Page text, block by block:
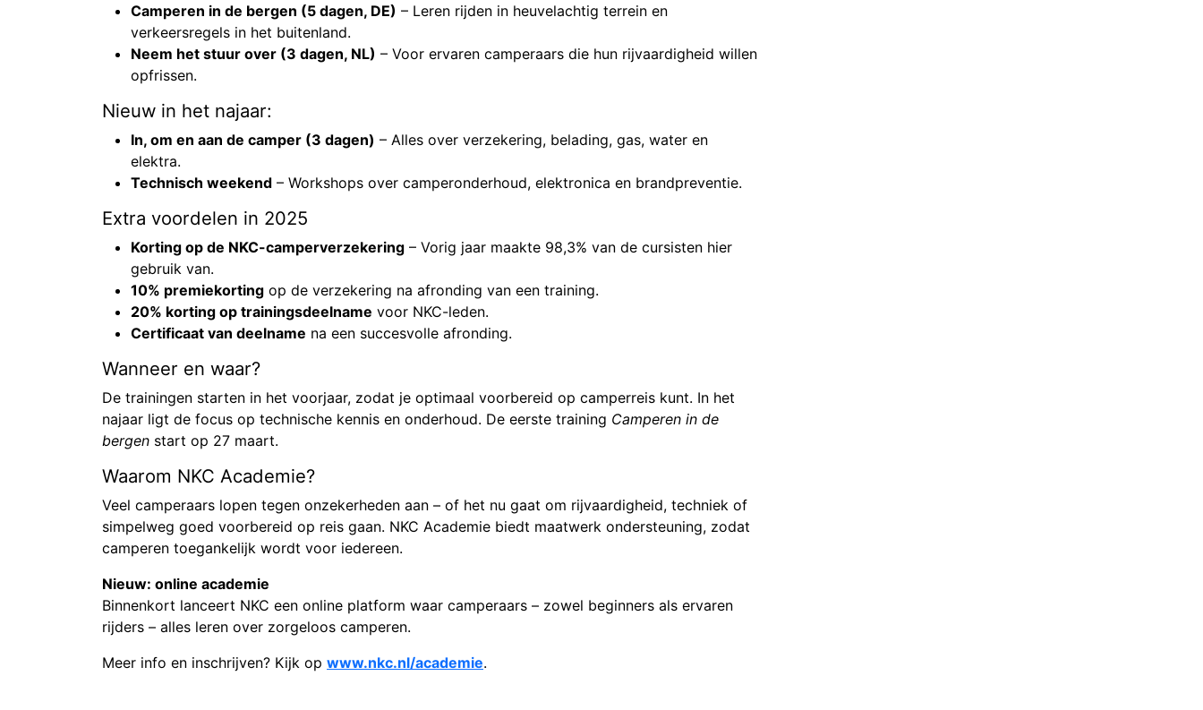
Camperen in de bergen (5 dagen, DE) – Leren rijden in heuvelachtig terrein en
verkeersregels in het buitenland.
Neem het stuur over (3 dagen, NL) – Voor ervaren camperaars die hun rijvaardigheid willen
opfrissen.
Nieuw in het najaar:
In, om en aan de camper (3 dagen) – Alles over verzekering, belading, gas, water en
elektra.
Technisch weekend – Workshops over camperonderhoud, elektronica en brandpreventie.
Extra voordelen in 2025
Korting op de NKC-camperverzekering – Vorig jaar maakte 98,3% van de cursisten hier
gebruik van.
10% premiekorting op de verzekering na afronding van een training.
20% korting op trainingsdeelname voor NKC-leden.
Certificaat van deelname na een succesvolle afronding.
Wanneer en waar?
De trainingen starten in het voorjaar, zodat je optimaal voorbereid op camperreis kunt. In het
najaar ligt de focus op technische kennis en onderhoud. De eerste training Camperen in de
bergen start op 27 maart.
Waarom NKC Academie?
Veel camperaars lopen tegen onzekerheden aan – of het nu gaat om rijvaardigheid, techniek of
simpelweg goed voorbereid op reis gaan. NKC Academie biedt maatwerk ondersteuning, zodat
camperen toegankelijk wordt voor iedereen.
Nieuw: online academie
Binnenkort lanceert NKC een online platform waar camperaars – zowel beginners als ervaren
rijders – alles leren over zorgeloos camperen.
Meer info en inschrijven? Kijk op www.nkc.nl/academie.